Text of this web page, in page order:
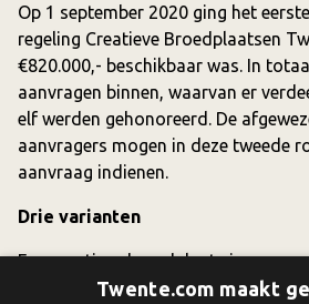
Op 1 september 2020 ging het
regeling Creatieve Broedplaatsen
€820.000,- beschikbaar was. In
aanvragen binnen, waarvan er
elf werden gehonoreerd. De
aanvragers mogen in deze tweede
aanvraag indienen.
Drie varianten
Een creatieve broedplaats is een
talentvolle creatieven, ondernemers,
Twente.com maakt